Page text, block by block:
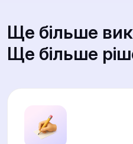
Ще більше
Ще більше